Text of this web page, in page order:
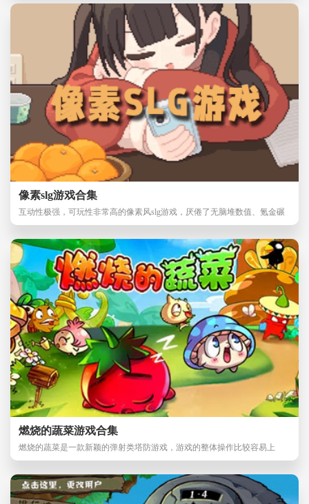
像素slg游戏合集
互动性极强，可玩性非常高的像素风slg游戏，厌倦了无脑堆数值、氪金碾
燃烧的蔬菜游戏合集
燃烧的蔬菜是一款新颖的弹射类塔防游戏，游戏的整体操作比较容易上